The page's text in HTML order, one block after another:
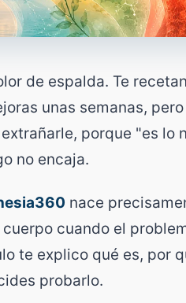
de espalda. Te
unas semanas,
porque "es lo
no encaja.
nace
cuando el
te explico qué es, por
probarlo.